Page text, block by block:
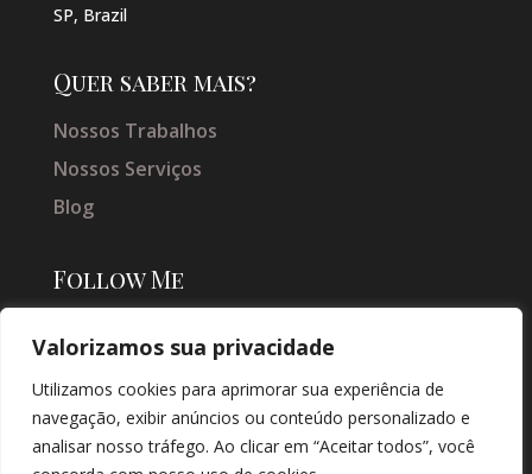
Valorizamos sua privacidade
Utilizamos cookies para aprimorar sua experiência de
navegação, exibir anúncios ou conteúdo personalizado e
analisar nosso tráfego. Ao clicar em “Aceitar todos”, você
SP, Brazil
Quer saber mais?
Nossos Trabalhos
Nossos Serviços
Blog
Follow Me